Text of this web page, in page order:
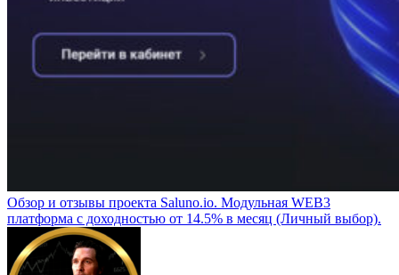
Обзор и отзывы проекта Saluno.io. Модульная WEB3
платформа с доходностью от 14.5% в месяц (Личный выбор).